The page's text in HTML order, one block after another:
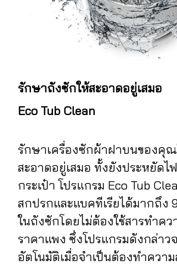
รักษาถังซักให้สะอาดอยู่เสมอ
Eco Tub Clean
รักษาเครื่องซักผ้าฝาบนของคุ
สะอาดอยู่เสมอ ทั้งยังประหยัดไ
กระเป๋า โปรแกรม Eco Tub
สกปรกและแบคทีเรียได้มากถึง
ในถังซักโดยไม่ต้องใช้สารทำคว
ราคาแพง ซึ่งโปรแกรมดังกล่า
อัตโนมัติเมื่อจำเป็นต้องทำควา